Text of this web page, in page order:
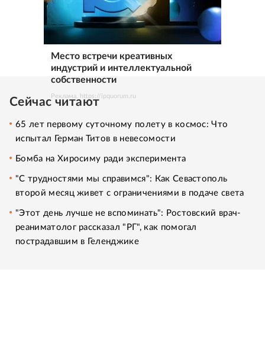
Место встречи креативных
индустрий и интеллектуальной
собственности
Реклама. https://ipquorum.ru
Сейчас читают
65 лет первому суточному полету в космос: Что
испытал Герман Титов в невесомости
Бомба на Хиросиму ради эксперимента
"С трудностями мы справимся": Как Севастополь
второй месяц живет с ограничениями в подаче света
"Этот день лучше не вспоминать": Ростовский врач-
реаниматолог рассказал "РГ", как помогал
пострадавшим в Геленджике